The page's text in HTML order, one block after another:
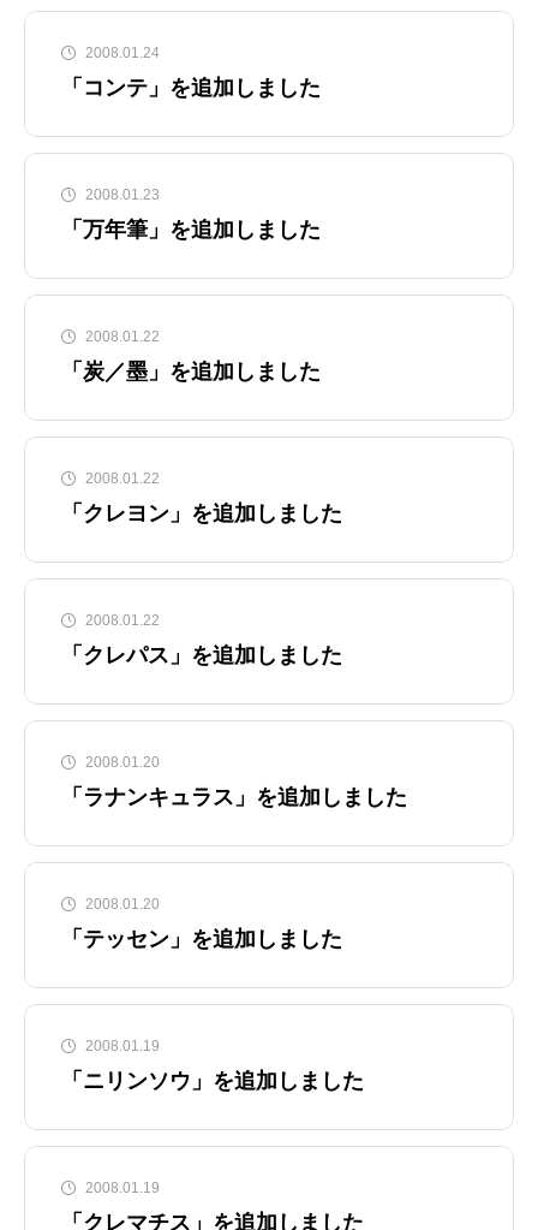
2008.01.24
「コンテ」を追加しました
2008.01.23
「万年筆」を追加しました
2008.01.22
「炭／墨」を追加しました
2008.01.22
「クレヨン」を追加しました
2008.01.22
「クレパス」を追加しました
2008.01.20
「ラナンキュラス」を追加しました
2008.01.20
「テッセン」を追加しました
2008.01.19
「ニリンソウ」を追加しました
2008.01.19
「クレマチス」を追加しました